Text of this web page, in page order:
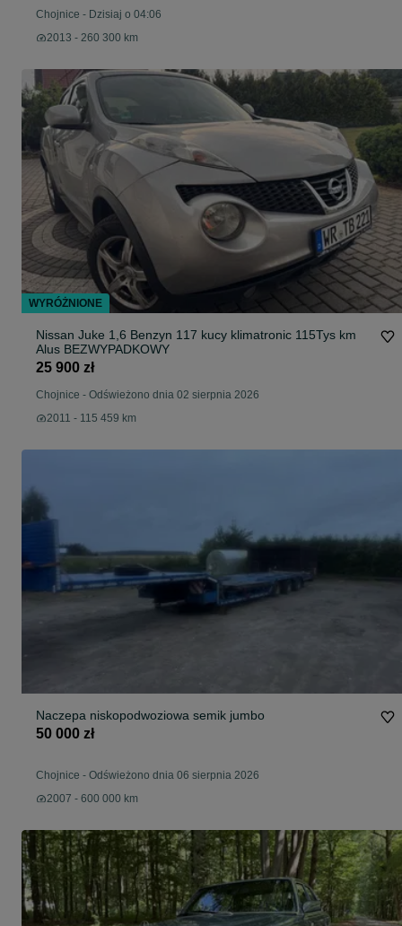
Chojnice - Dzisiaj o 04:06
2013 - 260 300 km
Nissan Juke 1,6 Benzyn 117 kucy klimatronic 115Tys km
Alus BEZWYPADKOWY
25 900 zł
Chojnice - Odświeżono dnia 02 sierpnia 2026
2011 - 115 459 km
Naczepa niskopodwoziowa semik jumbo
50 000 zł
Chojnice - Odświeżono dnia 06 sierpnia 2026
2007 - 600 000 km
WYRÓŻNIONE